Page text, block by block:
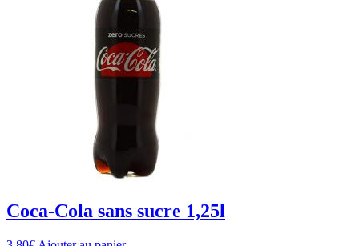
Coca-Cola sans sucre 1,25l